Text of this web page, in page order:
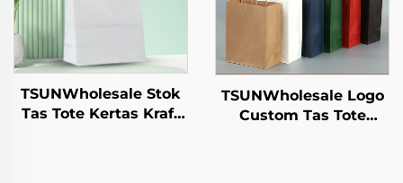
TSUNWholesale Stok
Tas Tote Kertas Kraft
TSUNWholesale Logo
Custom Tas Tote